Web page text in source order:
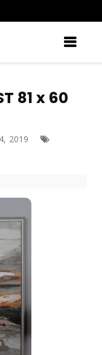
81 x 60
2019